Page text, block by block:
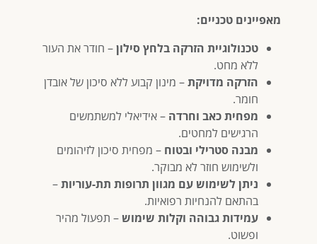
מאפיינים טכניים:
טכנולוגיית הזרקה בלחץ סילון– חודר את העור
ללא מחט.
הזרקה מדויקת– מינון קבוע ללא סיכון של אובדן
חומר.
מפחית כאב וחרדה – אידיאלי למשתמשים
הרגישים למחטים.
מבנה סטרילי ובטוח – מפחית סיכון לזיהומים
ולשימוש חוזר לא מבוקר.
ניתן לשימוש עם מגוון תרופות תת-עוריות–
בהתאם להנחיות רפואיות.
עמידות גבוהה וקלות שימוש– תפעול מהיר
ופשוט.